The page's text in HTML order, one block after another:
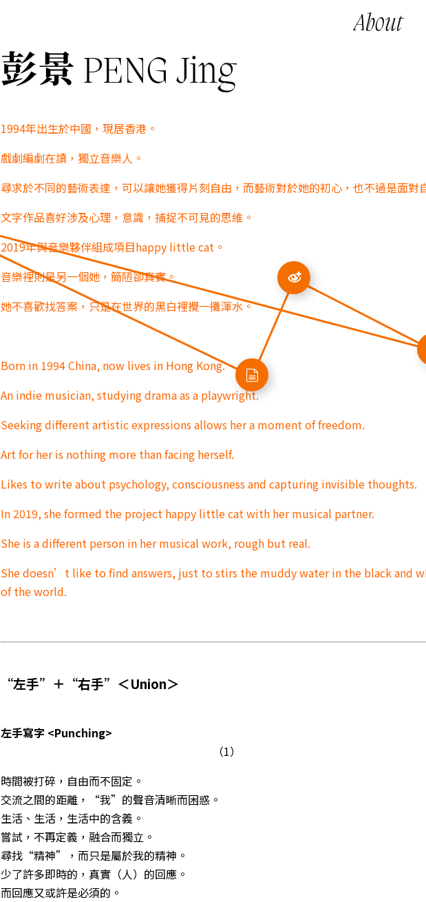
About
彭景 PENG Jing
1994年出生於中國，現居香港。
戲劇編劇在讀，獨立音樂人。
尋求於不同的藝術表達，可以讓她獲得片刻自由，而藝術對於她的初心，也不過是面對
文字作品喜好涉及心理，意識，捕捉不可見的思維。
2019年與音樂夥伴組成項目happy little cat。
音樂裡則是另一個她，簡陋卻真實。
她不喜歡找答案，只是在世界的黑白裡攪一攤渾水。
Born in 1994 China, now lives in Hong Kong.
An indie musician, studying drama as a playwright.
Seeking different artistic expressions allows her a moment of freedom.
Art for her is nothing more than facing herself.
Likes to write about psychology, consciousness and capturing invisible thoughts.
In 2019, she formed the project happy little cat with her musical partner.
She is a different person in her musical work, rough but real.
She doesn’t like to find answers, just to stirs the muddy water in the black and
of the world.
“左手”＋“右手”＜Union＞
左手寫字 <Punching>
（1）
時間被打碎，自由而不固定。
交流之間的距離，“我”的聲音清晰而困惑。
生活、生活，生活中的含義。
嘗試，不再定義，融合而獨立。
尋找“精神”，而只是屬於我的精神。
少了許多即時的，真實（人）的回應。
而回應又或許是必須的。